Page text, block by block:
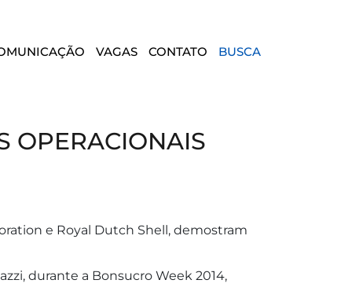
VAGAS CONTATO BUSCA
OPERACIONAIS
e Royal Dutch Shell, demostram
durante a Bonsucro Week 2014,